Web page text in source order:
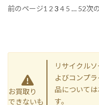
前のページ1 2 3 4 5 … 52次
お買取り
できないも
リサイクル
よびコンプ
品について
す。